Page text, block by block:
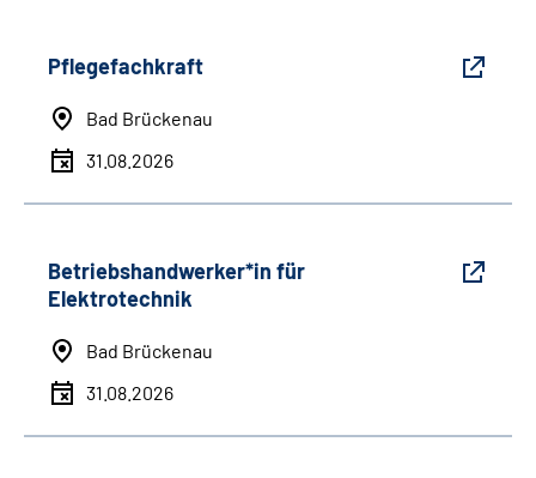
Pflegefachkraft
Bad Brückenau
31.08.2026
Betriebshandwerker*in für
Elektrotechnik
Bad Brückenau
31.08.2026